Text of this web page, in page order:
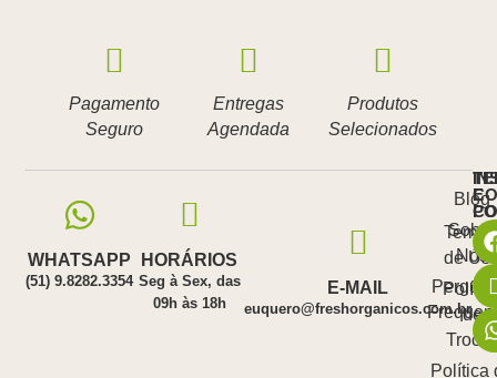
Pagamento
Seguro
Entregas
Agendada
Produtos
Selecionados
WHATSAPP
(51) 9.8282.3354 E-MAIL
euquero@freshorganicos.com.br
HORÁRIOS
Seg à Sex, das
09h às 18h
Blog
Sobre
Nós
E
de
de
Política